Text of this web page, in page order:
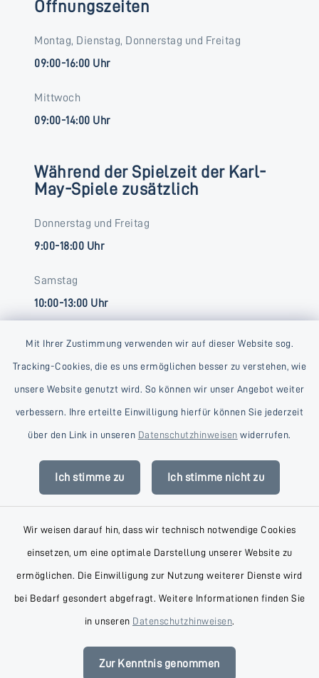
Mit Ihrer Zustimmung verwenden wir auf dieser Website sog.
Tracking-Cookies, die es uns ermöglichen besser zu verstehen, wie
unsere Website genutzt wird. So können wir unser Angebot weiter
verbessern. Ihre erteilte Einwilligung hierfür können Sie jederzeit
über den Link in unseren Datenschutzhinweisen widerrufen.
Ich stimme zu Ich stimme nicht zu
Wir weisen darauf hin, dass wir technisch notwendige Cookies
einsetzen, um eine optimale Darstellung unserer Website zu
ermöglichen. Die Einwilligung zur Nutzung weiterer Dienste wird
bei Bedarf gesondert abgefragt. Weitere Informationen finden Sie
in unseren Datenschutzhinweisen.
Zur Kenntnis genommen
Öffnungszeiten
Montag, Dienstag, Donnerstag und Freitag
09:00-16:00 Uhr
Mittwoch
09:00-14:00 Uhr
Während der Spielzeit der Karl-
May-Spiele zusätzlich
Donnerstag und Freitag
9:00-18:00 Uhr
Samstag
10:00-13:00 Uhr
Kontakt
Datenschutz
Impressum
Sitemap